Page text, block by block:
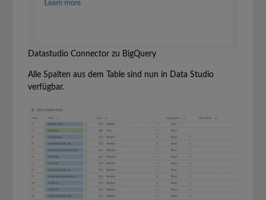
Datastudio Connector zu BigQuery
Alle Spalten aus dem Table sind nun in Data Studio
verfügbar.